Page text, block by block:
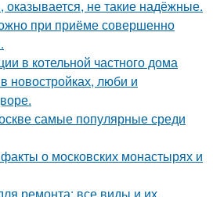
не такие надёжные.
при приёме совершенно
в котельной частного дома
новостройках, люби и
самые популярные среди
о московских монастырях и